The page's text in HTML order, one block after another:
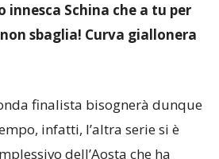
innesca Schina che a tu per
sbaglia! Curva giallonera
finalista bisognerà dunque
infatti, l’altra serie si è
dell’Aosta che ha